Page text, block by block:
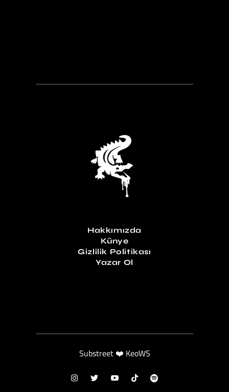
Hakkımızda
Künye
Gizlilik Politikası
Yazar Ol
Substreet ❤️ KeoWS